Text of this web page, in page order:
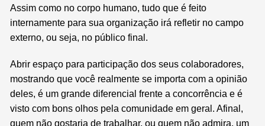
Assim como no corpo humano, tudo que é feito
internamente para sua organização irá refletir no campo
externo, ou seja, no público final.
Abrir espaço para participação dos seus colaboradores,
mostrando que você realmente se importa com a opinião
deles, é um grande diferencial frente a concorrência e é
visto com bons olhos pela comunidade em geral. Afinal,
quem não gostaria de trabalhar, ou quem não admira, um